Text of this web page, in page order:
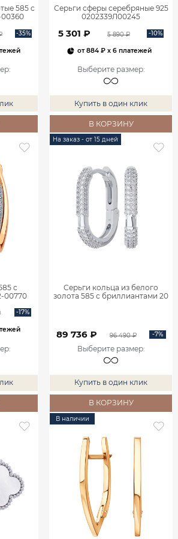
585 с
-35%
:
Серьги сферы серебряные 925
0202339Л00245
5 301 ₽ 5 890 ₽ -10%
от884 ₽ x 6 платежей
Выберите размер:
Купить в один клик
В КОРЗИНУ
с
00770
-17%
:
На заказ - от 15 дней
Серьги кольца из белого
золота 585 с бриллиантами 20
89 736 ₽ 96 490 ₽ -7%
Выберите размер:
Купить в один клик
В КОРЗИНУ
В наличии